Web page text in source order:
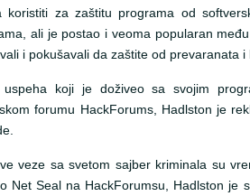
koristiti za zaštitu programa od
ali je postao i veoma popularan
i pokušavali da zaštite od prevaranata i
uspeha koji je doživeo sa svojim
forumu HackForums, Hadlston je
veze sa svetom sajber kriminala su
Net Seal na HackForumsu, Hadlston je